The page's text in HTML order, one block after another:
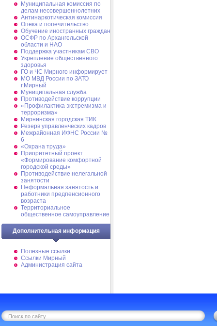
Муниципальная комиссия по
делам несовершеннолетних
Антинаркотическая комиссия
Опека и попечительство
Обучение иностранных граждан
ОСФР по Архангельской
области и НАО
Поддержка участникам СВО
Укрепление общественного
здоровья
ГО и ЧС Мирного информирует
МО МВД России по ЗАТО
г.Мирный
Муниципальная cлужба
Противодействие коррупции
«Профилактика экстремизма и
терроризма»
Мирнинская городская ТИК
Резерв управленческих кадров
Межрайонная ИФНС России №
6
«Охрана труда»
Приоритетный проект
«Формирование комфортной
городской среды»
Противодействие нелегальной
занятости
Неформальная занятость и
работники предпенсионного
возраста
Территориальное
общественное самоуправление
Дополнительная информация
Полезные ссылки
Ссылки Мирный
Администрация сайта